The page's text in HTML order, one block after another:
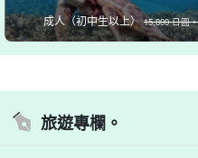
成人（初中生以上）15,800 日圓。
旅遊專欄。